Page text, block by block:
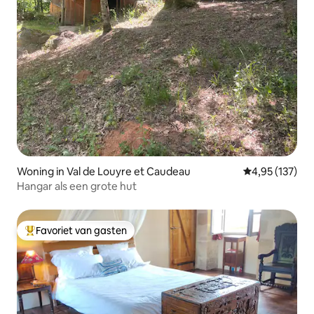
Woning in Val de Louyre et Caudeau Gemiddelde
4,95 (137)
Hangar als een grote hut
Topfavoriet van gasten
Favoriet van gasten